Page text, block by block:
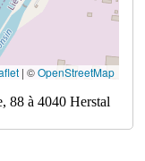
| ©OpenStreetMap
88 à 4040 Herstal